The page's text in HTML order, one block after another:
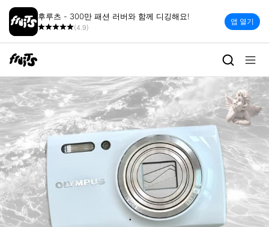
후루츠 - 300만 패션 러버와 함께 디깅해요!
(4.9)
앱 열기